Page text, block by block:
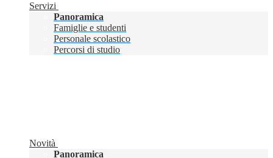
Servizi
Panoramica
Famiglie e studenti
Personale scolastico
Percorsi di studio
Novità
Panoramica